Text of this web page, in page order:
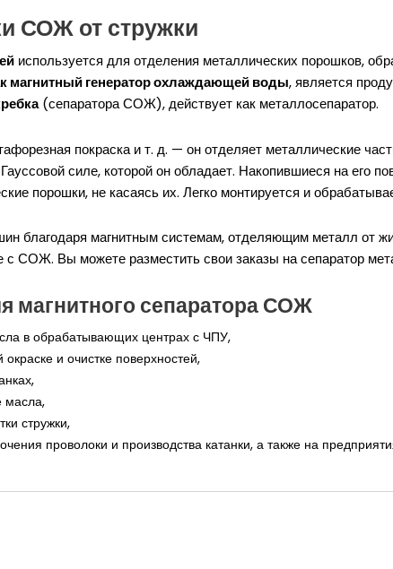
СОЖ от стружки
используется для отделения металлических порошков,
магнитный генератор охлаждающей воды, является
(сепаратора СОЖ), действует как металлосепаратор.
покраска и т. д. — он отделяет металлические
силе, которой он обладает. Накопившиеся на его
порошки, не касаясь их. Легко монтируется и
благодаря магнитным системам, отделяющим металл от
СОЖ. Вы можете разместить свои заказы на сепаратор
магнитного сепаратора СОЖ
в обрабатывающих центрах с ЧПУ,
и очистке поверхностей,
масла,
стружки,
проволоки и производства катанки, а также на